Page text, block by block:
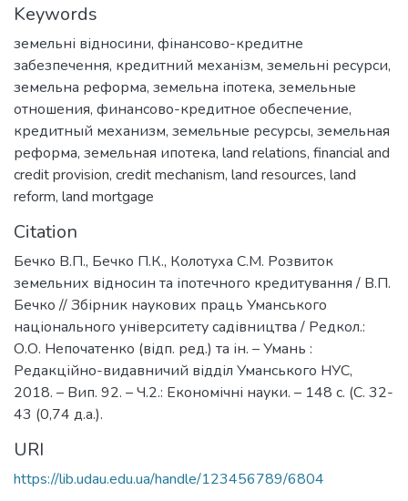
Keywords
земельні відносини, фінансово-кредитне
забезпечення, кредитний механізм, земельні ресурси,
земельна реформа, земельна іпотека, земельные
отношения, финансово-кредитное обеспечение,
кредитный механизм, земельные ресурсы, земельная
реформа, земельная ипотека, land relations, financial and
credit provision, credit mechanism, land resources, land
reform, land mortgage
Citation
Бечко В.П., Бечко П.К., Колотуха С.М. Розвиток
земельних відносин та іпотечного кредитування / В.П.
Бечко // Збірник наукових праць Уманського
національного університету садівництва / Редкол.:
О.О. Непочатенко (відп. ред.) та ін. – Умань :
Редакційно-видавничий відділ Уманського НУС,
2018. – Вип. 92. – Ч.2.: Економічні науки. – 148 с. (С. 32-
43 (0,74 д.а.).
URI
https://lib.udau.edu.ua/handle/123456789/6804